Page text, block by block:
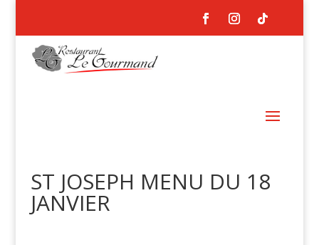
ST JOSEPH MENU DU 18
JANVIER